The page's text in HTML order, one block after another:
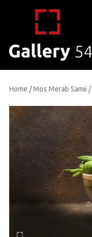
Home /Mos Merab Samii /